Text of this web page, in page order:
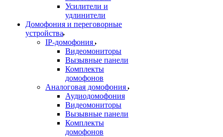
Усилители и
удлинители
Домофония и переговорные
устройства
IP-домофония
Видеомониторы
Вызывные панели
Комплекты
домофонов
Аналоговая домофония
Аудиодомофония
Видеомониторы
Вызывные панели
Комплекты
домофонов